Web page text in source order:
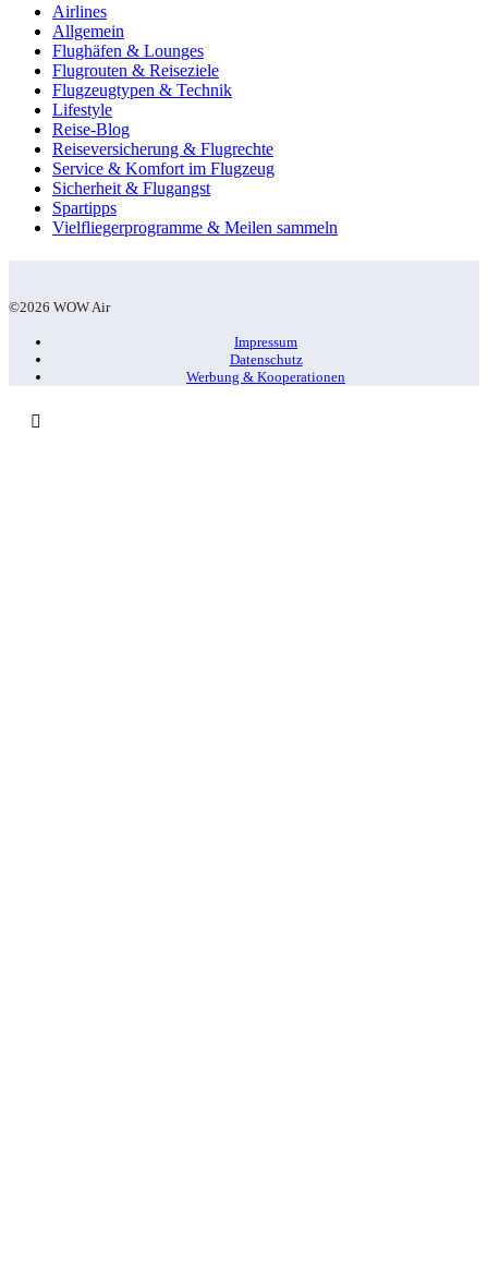
Airlines
Allgemein
Flughäfen & Lounges
Flugrouten & Reiseziele
Flugzeugtypen & Technik
Lifestyle
Reise-Blog
Reiseversicherung & Flugrechte
Service & Komfort im Flugzeug
Sicherheit & Flugangst
Spartipps
Vielfliegerprogramme & Meilen sammeln
©2026 WOW Air
Impressum
Datenschutz
Werbung & Kooperationen